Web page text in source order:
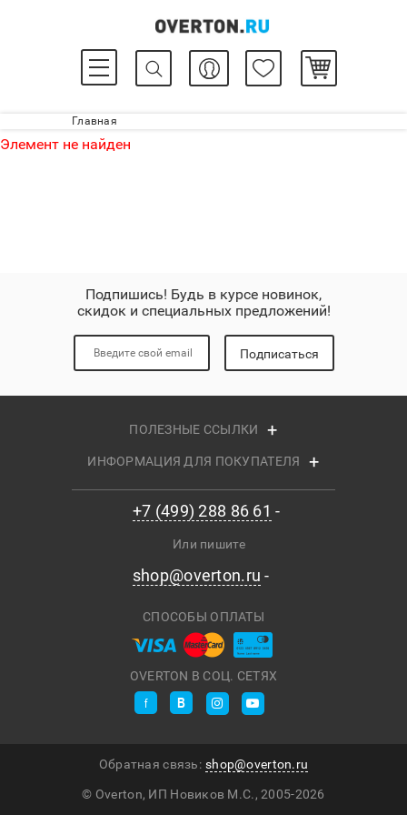
Главная
Элемент не найден
Подпишись! Будь в курсе новинок,
скидок и специальных предложений!
Подписаться
ПОЛЕЗНЫЕ ССЫЛКИ
ИНФОРМАЦИЯ ДЛЯ ПОКУПАТЕЛЯ
+7 (499) 288 86 61
Или пишите
shop@overton.ru
OVERTON В СОЦ. СЕТЯХ
СПОСОБЫ ОПЛАТЫ
© Overton, ИП Новиков М.С., 2005-2026
Обратная связь: shop@overton.ru